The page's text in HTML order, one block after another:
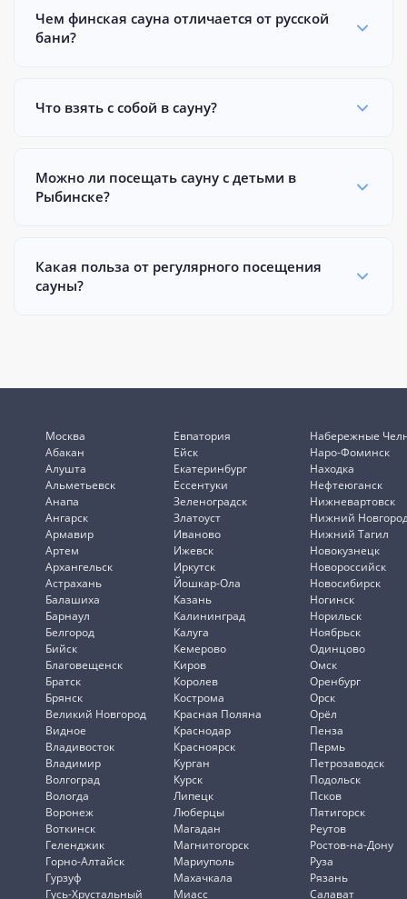
Чем финская сауна отличается от русской
бани?
Что взять с собой в сауну?
Можно ли посещать сауну с детьми в
Рыбинске?
Какая польза от регулярного посещения
сауны?
Москва
Абакан
Алушта
Альметьевск
Анапа
Ангарск
Армавир
Артем
Архангельск
Астрахань
Балашиха
Барнаул
Белгород
Бийск
Благовещенск
Братск
Брянск
Великий Новгород
Видное
Владивосток
Владимир
Волгоград
Вологда
Воронеж
Воткинск
Геленджик
Горно-Алтайск
Гурзуф
Гусь-Хрустальный
Евпатория
Ейск
Екатеринбург
Ессентуки
Зеленоградск
Златоуст
Иваново
Ижевск
Иркутск
Йошкар-Ола
Казань
Калининград
Калуга
Кемерово
Киров
Королев
Кострома
Красная Поляна
Краснодар
Красноярск
Курган
Курск
Липецк
Люберцы
Магадан
Магнитогорск
Мариуполь
Махачкала
Миасс
Набережные
Наро-Фоминск
Находка
Нефтеюганск
Нижневартовск
Нижний
Нижний Тагил
Новокузнецк
Новороссийск
Новосибирск
Ногинск
Норильск
Ноябрьск
Одинцово
Омск
Оренбург
Орск
Орёл
Пенза
Пермь
Петрозаводск
Подольск
Псков
Пятигорск
Реутов
Ростов-на-Дону
Руза
Рязань
Салават